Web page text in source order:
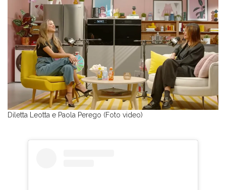
Diletta Leotta e Paola Perego (Foto video)